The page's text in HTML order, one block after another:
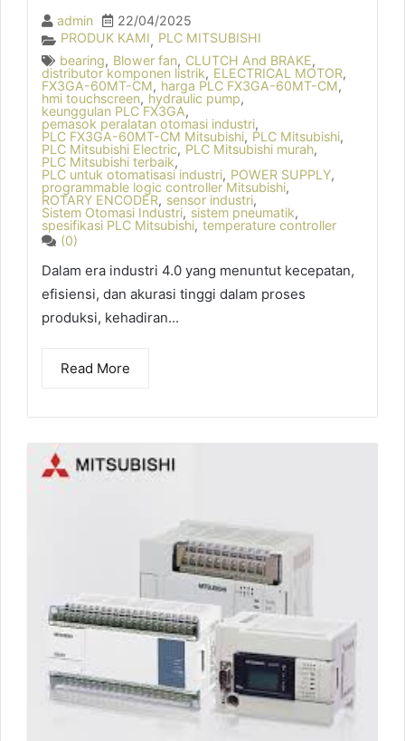
admin
22/04/2025
PRODUK KAMI, PLC MITSUBISHI
bearing, Blower fan, CLUTCH And BRAKE,
distributor komponen listrik, ELECTRICAL MOTOR,
FX3GA-60MT-CM, harga PLC FX3GA-60MT-CM,
hmi touchscreen, hydraulic pump,
keunggulan PLC FX3GA,
pemasok peralatan otomasi industri,
PLC FX3GA-60MT-CM Mitsubishi, PLC Mitsubishi,
PLC Mitsubishi Electric, PLC Mitsubishi murah,
PLC Mitsubishi terbaik,
PLC untuk otomatisasi industri, POWER SUPPLY,
programmable logic controller Mitsubishi,
ROTARY ENCODER, sensor industri,
Sistem Otomasi Industri, sistem pneumatik,
spesifikasi PLC Mitsubishi, temperature controller
(0)
Dalam era industri 4.0 yang menuntut kecepatan,
efisiensi, dan akurasi tinggi dalam proses
produksi, kehadiran...
Read More